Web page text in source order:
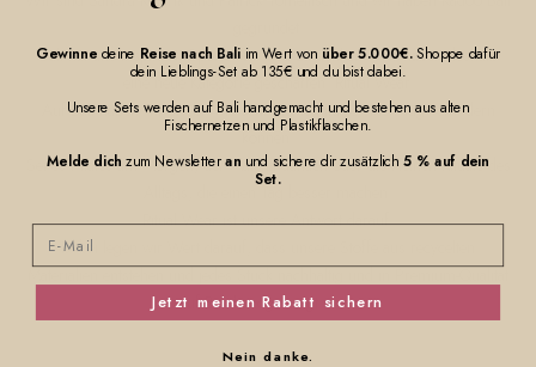
Bali hat uns inspiriert, Sportswear neu zu denken. Wir haben deshalb
eine neue Kategorie geschaffen: Ritual Wear.
Auf Bali haben wir erlebt, wie sehr kleine Rituale einen Tag verändern
können.
Sei es Pilates am Morgen, der Matcha danach oder die kleinen Rituale des
Alltags, die einen Tag besser machen.
Ritual Wear ist unsere Antwort darauf.
Dabei legen wir Wert darauf, dass unsere Stoffe aus recycelten
Materialien entstehen und jedes Stück nachhaltig und in Premium-Qualität
auf Bali handgefertigt wird.
Gewinne deine Reise nach Bali im Wert von über 5.000€.Shoppe dafür
dein Lieblings-Set ab 135€ und du bist dabei.
Unsere Sets werden auf Bali handgemacht und bestehen aus alten
Fischernetzen und Plastikflaschen.
Melde dichzum Newsletteran und sichere dir zusätzlich 5 % auf dein
Set.
Jetzt meinen Rabatt sichern
Nein danke.